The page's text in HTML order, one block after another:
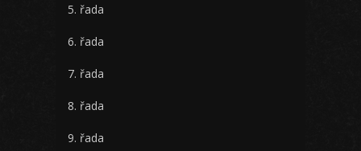
5. řada
6. řada
7. řada
8. řada
9. řada